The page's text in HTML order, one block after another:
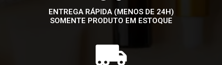
ENTREGA RÁPIDA (MENOS DE 24H)
SOMENTE PRODUTO EM ESTOQUE